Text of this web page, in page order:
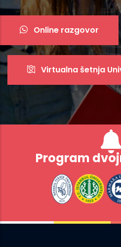
Online razgovor
Virtualna šetnja
Program